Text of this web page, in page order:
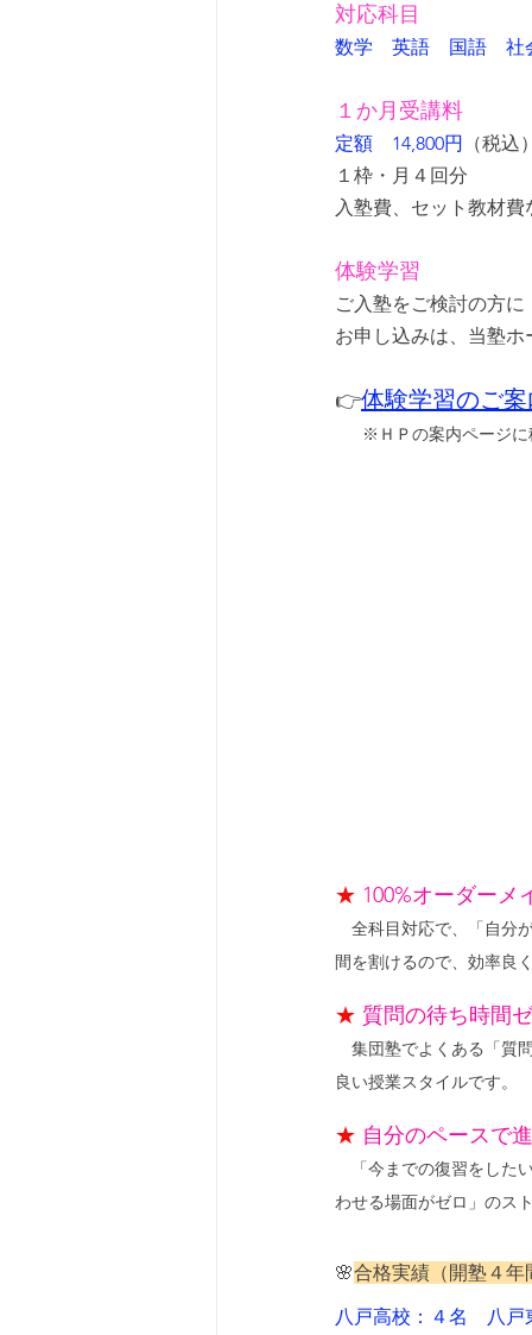
対応科目
数学　英語　国語　社
１か月受講料
定額　14,800円
（税込）
１枠・月４回分
入塾費、セット教材費
体験学習
ご入塾をご検討の方に
お申し込みは、当塾ホ
👉体験学習のご案
※ＨＰの案内ページに
★ 100%オーダーメ
全科目対応で、「自分
間を割けるので、効率良
★ 質問の待ち時間
集団塾でよくある「質
良い授業スタイルです。
★ 自分のペースで
「今までの復習をした
わせる場面がゼロ」のス
🌸合格実績（開塾４年
八戸高校：４名　八